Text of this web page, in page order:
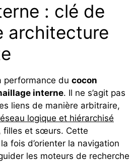
: clé de
architecture
performance du cocon
interne. Il ne s’agit pas
liens de manière arbitraire,
logique et hiérarchisé
filles et sœurs. Cette
fois d’orienter la navigation
les moteurs de recherche